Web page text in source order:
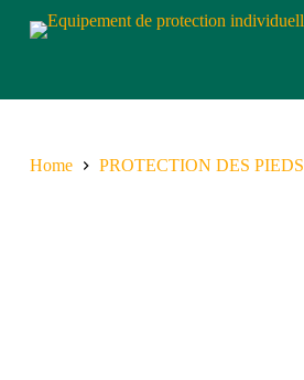
S
k
t
oHome PROTECTION DES PIEDS